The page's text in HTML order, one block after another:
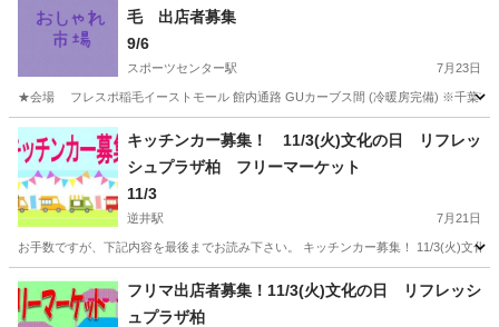
毛 出店者募集
9/6
スポーツセンター駅 7月23日
★会場 フレスポ稲毛イーストモール 館内通路 GUカーブス間 (冷暖房完備)
千葉 千葉市 スポーツセンター駅 フリーマーケット 会場
キッチンカー募集！ 11/3(火)文化の日 リフレッ
シュプラザ柏 フリーマーケット
11/3
逆井駅 7月21日
お手数ですが、下記内容を最後までお読み下さい。 キッチンカー募集！ 11/3(火)文化
千葉 柏市 逆井駅 フリーマーケット キッチンカー
フリマ出店者募集！11/3(火)文化の日 リフレッシ
ュプラザ柏